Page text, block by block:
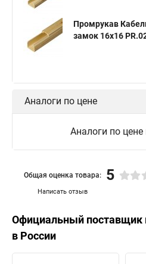
Промрукав
замок 16х16
Аналоги по цене
Аналоги по
Написать отзыв
Общая оценка товара: 5
Официальный поставщик
в России